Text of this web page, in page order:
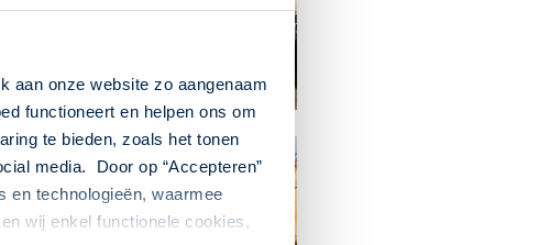
aan onze website zo aangenaam
functioneert en helpen ons om
te bieden, zoals het tonen
media. Door op “Accepteren”
en technologieën, waarmee
wij enkel functionele cookies,